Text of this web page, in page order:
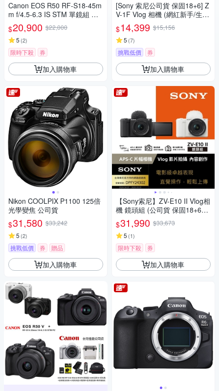
Canon EOS R50 RF-S18-45m
m f/4.5-6.3 IS STM 單鏡組 公
司貨
$20,900 $22,000
5 (2)
限時下殺 券
加入購物車
Nikon COOLPIX P1100 125倍
光學變焦 公司貨
$31,580 $33,242
5 (2)
挑戰低價 券 贈品
加入購物車
[Sony 索尼公司貨 保固18+6] Z
V-1F Vlog 相機 (網紅新手/生活
隨拍)
$14,399 $15,156
5 (7)
挑戰低價 券
加入購物車
【Sony索尼】ZV-E10 II Vlog相
機 鏡頭組 (公司貨 保固18+6個
月)
$31,990 $33,673
5 (1)
限時下殺 券
加入購物車